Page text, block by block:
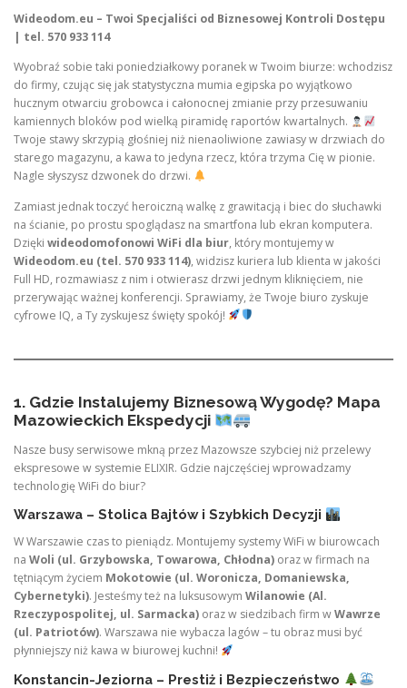
Wideodom.eu – Twoi Specjaliści od Biznesowej Kontroli Dostępu
| tel. 570 933 114
Wyobraź sobie taki poniedziałkowy poranek w Twoim biurze: wchodzisz
do firmy, czując się jak statystyczna mumia egipska po wyjątkowo
hucznym otwarciu grobowca i całonocnej zmianie przy przesuwaniu
kamiennych bloków pod wielką piramidę raportów kwartalnych.
Twoje stawy skrzypią głośniej niż nienaoliwione zawiasy w drzwiach do
starego magazynu, a kawa to jedyna rzecz, która trzyma Cię w pionie.
Nagle słyszysz dzwonek do drzwi.
Zamiast jednak toczyć heroiczną walkę z grawitacją i biec do słuchawki
na ścianie, po prostu spoglądasz na smartfona lub ekran komputera.
Dzięki wideodomofonowi WiFi dla biur, który montujemy w
Wideodom.eu (tel. 570 933 114), widzisz kuriera lub klienta w jakości
Full HD, rozmawiasz z nim i otwierasz drzwi jednym kliknięciem, nie
przerywając ważnej konferencji. Sprawiamy, że Twoje biuro zyskuje
cyfrowe IQ, a Ty zyskujesz święty spokój!
1. Gdzie Instalujemy Biznesową Wygodę? Mapa
Mazowieckich Ekspedycji
Nasze busy serwisowe mkną przez Mazowsze szybciej niż przelewy
ekspresowe w systemie ELIXIR. Gdzie najczęściej wprowadzamy
technologię WiFi do biur?
Warszawa – Stolica Bajtów i Szybkich Decyzji
W Warszawie czas to pieniądz. Montujemy systemy WiFi w biurowcach
na Woli (ul. Grzybowska, Towarowa, Chłodna) oraz w firmach na
tętniącym życiem Mokotowie (ul. Woronicza, Domaniewska,
Cybernetyki). Jesteśmy też na luksusowym Wilanowie (Al.
Rzeczypospolitej, ul. Sarmacka) oraz w siedzibach firm wWawrze
(ul. Patriotów). Warszawa nie wybacza lagów – tu obraz musi być
płynniejszy niż kawa w biurowej kuchni!
Konstancin-Jeziorna – Prestiż i Bezpieczeństwo